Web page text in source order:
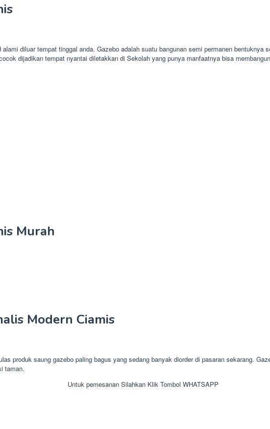
diluar tempat tinggal anda. Gazebo adalah suatu bangunan semi permanen
dijadikan tempat nyantai diletakkan di Sekolah yang punya manfaatnya bisa
Murah
Modern Ciamis
produk saung gazebo paling bagus yang sedang banyak diorder di pasaran sekarang.
taman.
Untuk pemesanan Silahkan Klik Tombol WHATSAPP